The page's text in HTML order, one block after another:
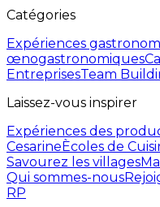
Catégories
Expériences
œnogastronomiques
EntreprisesTeam
Laissez-vous inspirer
Expériences des
CesarineÈcoles de
Savourez les villages
Qui sommes-nous
RP